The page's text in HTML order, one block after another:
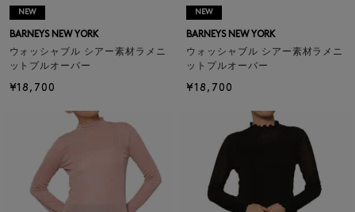
NEW
BARNEYS NEW YORK
ウォッシャブル シアー素材ラメニ
ットプルオーバー
¥18,700
NEW
BARNEYS NEW YORK
ウォッシャブル シアー素材ラメニ
ットプルオーバー
¥18,700